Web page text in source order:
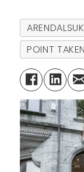
POINT TAKEN